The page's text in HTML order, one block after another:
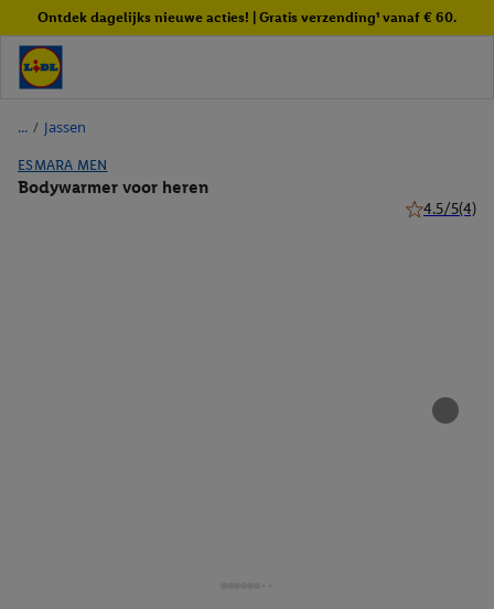
Ontdek dagelijks nieuwe acties! | Gratis verzending¹ vanaf € 60.
/ Jassen
ESMARA MEN
Bodywarmer voor heren
4.5/5(4)